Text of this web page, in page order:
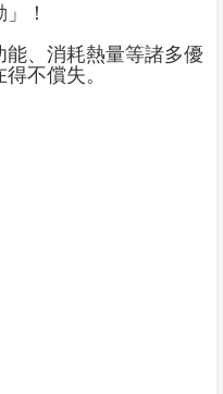
！
、消耗熱量等諸多優
不償失。